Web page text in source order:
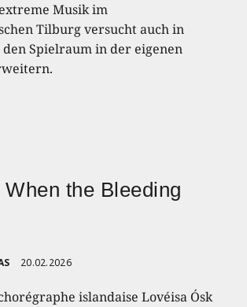
Musik im
Tilburg versucht auch in
den Spielraum in der eigenen
When the Bleeding
20.02.2026
islandaise Lovéisa Ósk